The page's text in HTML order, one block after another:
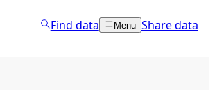
Find data Menu Share data